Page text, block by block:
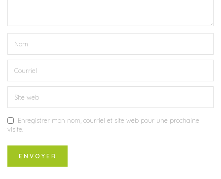
Enregistrer mon nom, courriel et site web pour une prochaine
visite.